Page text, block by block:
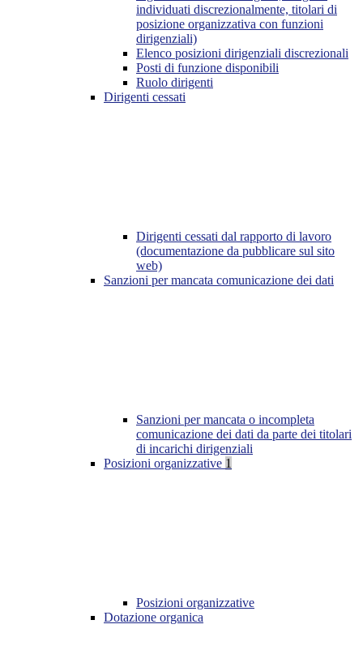
individuati discrezionalmente, titolari di
posizione organizzativa con funzioni
dirigenziali)
Elenco posizioni dirigenziali discrezionali
Posti di funzione disponibili
Ruolo dirigenti
Dirigenti cessati
Dirigenti cessati dal rapporto di lavoro
(documentazione da pubblicare sul sito
web)
Sanzioni per mancata comunicazione dei dati
Sanzioni per mancata o incompleta
comunicazione dei dati da parte dei titolari
di incarichi dirigenziali
Posizioni organizzative 1
Posizioni organizzative
Dotazione organica